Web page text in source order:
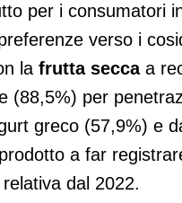
per i consumatori
verso i
la frutta seccaa
(88,5%) per
greco (57,9%) e
a far
dal 2022.